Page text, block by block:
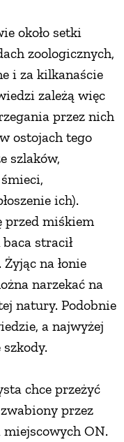
około setki
zoologicznych,
i za kilkanaście
zależą więc
przez nich
ostojach tego
szlaków,
ich).
przed miśkiem
stracił
na łonie
narzekać na
natury. Podobnie
a najwyżej
chce przeżyć
przez
ON.